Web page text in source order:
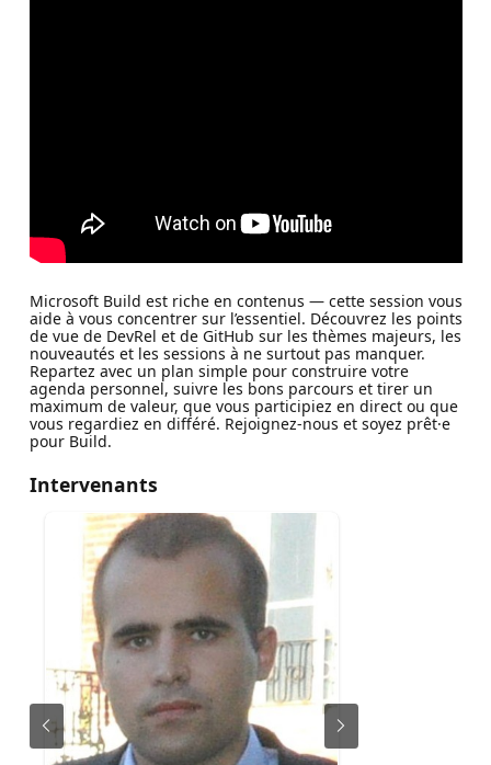
Microsoft Build est riche en contenus — cette session vous
aide à vous concentrer sur l’essentiel. Découvrez les points
de vue de DevRel et de GitHub sur les thèmes majeurs, les
nouveautés et les sessions à ne surtout pas manquer.
Repartez avec un plan simple pour construire votre
agenda personnel, suivre les bons parcours et tirer un
maximum de valeur, que vous participiez en direct ou que
vous regardiez en différé. Rejoignez-nous et soyez prêt·e
pour Build.
Intervenants